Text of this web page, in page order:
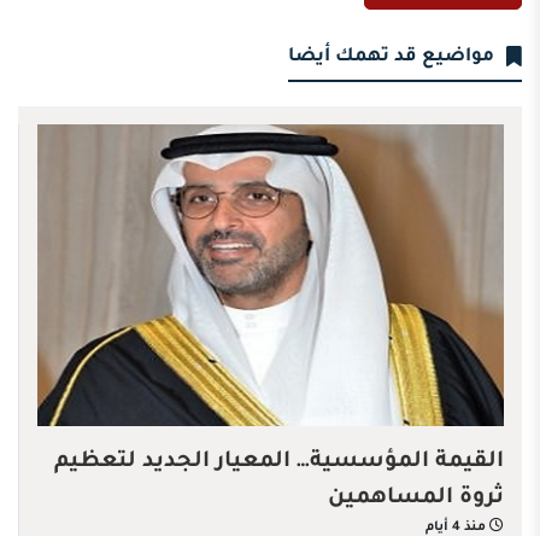
مواضيع قد تهمك أيضا
القيمة المؤسسية… المعيار الجديد لتعظيم
ثروة المساهمين
منذ 4 أيام